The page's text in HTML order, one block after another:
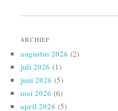
ARCHIEF
augustus 2026 (2)
juli 2026 (1)
juni 2026 (5)
mei 2026 (6)
april 2026 (5)